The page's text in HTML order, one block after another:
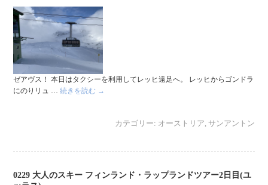
ゼアヴス！ 本日はタクシーを利用してレッヒ遠足へ。 レッヒからゴンドラ
にのりリュ …続きを読む →
カテゴリー: オーストリア サンアントン
0229 大人のスキー フィンランド・ラップランドツアー2日目(ユ